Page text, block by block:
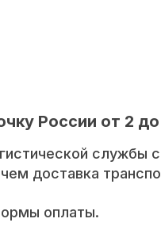
России от 2
службы
доставка
оплаты.